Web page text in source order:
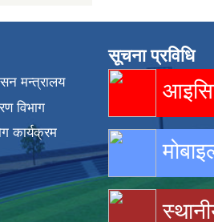
मन्त्रालय
विभाग
कार्यक्रम
सूचना प्रविधि